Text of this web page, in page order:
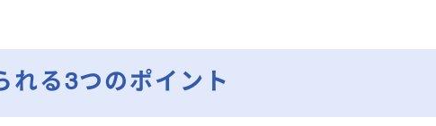
れる3つのポイント